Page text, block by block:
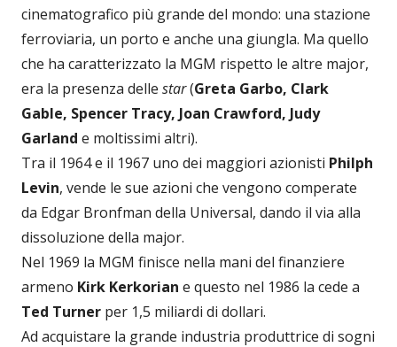
cinematografico più grande del mondo: una stazione
ferroviaria, un porto e anche una giungla. Ma quello
che ha caratterizzato la MGM rispetto le altre major,
era la presenza delle star(Greta Garbo, Clark
Gable, Spencer Tracy, Joan Crawford, Judy
Garland e moltissimi altri).
Tra il 1964 e il 1967 uno dei maggiori azionisti Philph
Levin, vende le sue azioni che vengono comperate
da Edgar Bronfman della Universal, dando il via alla
dissoluzione della major.
Nel 1969 la MGM finisce nella mani del finanziere
armeno Kirk Kerkorian e questo nel 1986 la cede a
Ted Turner per 1,5 miliardi di dollari.
Ad acquistare la grande industria produttrice di sogni